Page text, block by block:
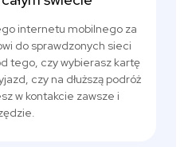
internetu mobilnego za
do sprawdzonych sieci
tego, czy wybierasz kartę
czy na dłuższą podróż
w kontakcie zawsze i